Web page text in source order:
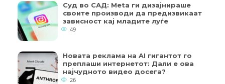
Суд во САД: Meta ги дизајнираше
своите производи да предизвикаат
зависност кај младите луѓе
49
Новата реклама на AI гигантот го
преплаши интернетот: Дали е ова
најчудното видео досега?
26